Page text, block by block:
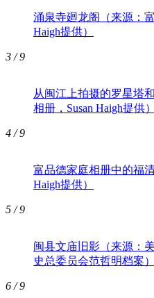
涌泉寺廻龙阁（来源：
Haigh提供）
3 / 9
从闽江上拍摄的罗星塔
相册，Susan Haigh提供）
4 / 9
富品德家庭相册中的福
Haigh提供）
5 / 9
闽县文庙旧影（来源：
史总委员会范哲明档案）
6 / 9